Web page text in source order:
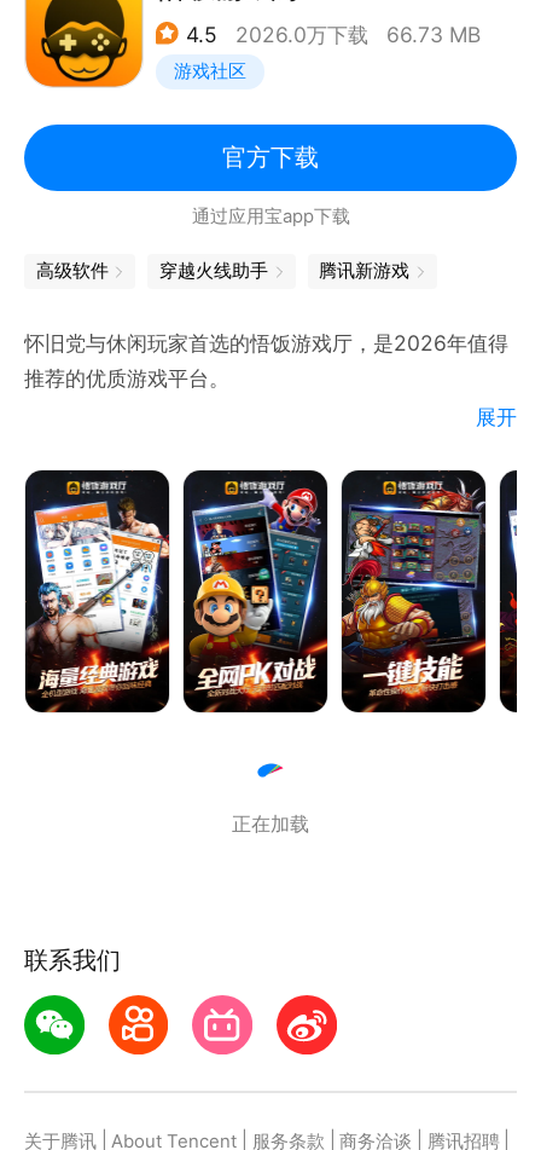
4.5 2026.0万下载 66.73 MB
游戏社区
官方下载
通过应用宝app下载
高级软件 穿越火线助手 腾讯新游戏
怀旧党与休闲玩家首选的悟饭游戏厅，是2026年值得
推荐的优质游戏平台。
机、GBA、PSP、FC等数十款经典平台，收录上万款
免费游戏，兼顾情怀与全新体验。
平台支持三国战纪、街头霸王等游戏无延时联机对战，
智能匹配全网玩家，轻松实现同好切磋。2026年新增
云游戏专区与云存档功能，无需高额硬件配置即可即点
即玩，云端同步游戏进度，换设备也能无缝衔接。
同时优化操作体验，新增虚拟操作新手引导与物理外设
区，细节拉满，无论是怀旧老玩家还是入门新手，都能
展开
正在加载
联系我们
关于腾讯 About Tencent 服务条款 商务洽谈 腾讯招聘